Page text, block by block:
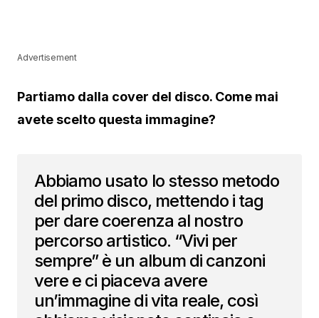
Advertisement
Partiamo dalla cover del disco. Come mai
avete scelto questa immagine?
Abbiamo usato lo stesso metodo
del primo disco, mettendo i tag
per dare coerenza al nostro
percorso artistico. “Vivi per
sempre” è un album di canzoni
vere e ci piaceva avere
un’immagine di vita reale, così